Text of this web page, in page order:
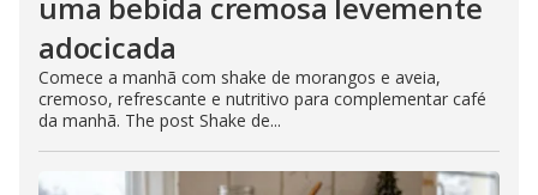
adocicada
Comece a manhã com shake de morangos e aveia,
cremoso, refrescante e nutritivo para complementar café
da manhã. The post Shake de...